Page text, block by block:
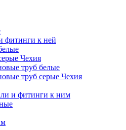
фитинги к ней
Чехия
труб белые
труб серые Чехия
и фитинги к ним